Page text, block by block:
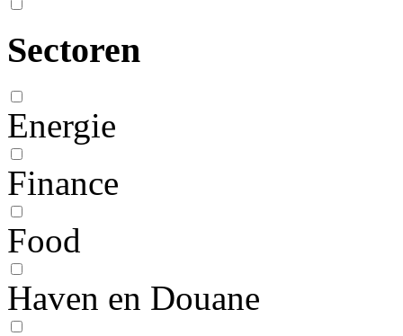
Sectoren
Energie
Finance
Food
Haven en Douane